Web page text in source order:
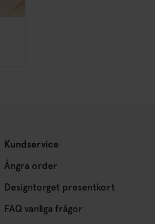
Kundservice
Ångra order
Designtorget presentkort
FAQ vanliga frågor